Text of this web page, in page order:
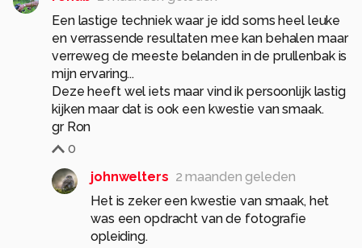
Een lastige techniek waar je idd soms heel leuke
en verrassende resultaten mee kan behalen maar
verreweg de meeste belanden in de prullenbak is
mijn ervaring...
Deze heeft wel iets maar vind ik persoonlijk lastig
kijken maar dat is ook een kwestie van smaak.
gr Ron
0
johnwelters 2 maanden geleden
Het is zeker een kwestie van smaak, het
was een opdracht van de fotografie
opleiding.